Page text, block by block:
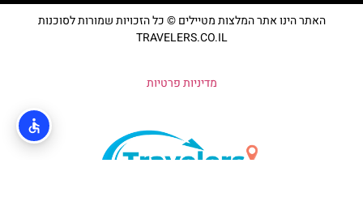
האתר הינו אתר המלצות מטיילים © כל הזכויות שמורות לסוכנות
TRAVELERS.CO.IL
מדיניות פרטיות